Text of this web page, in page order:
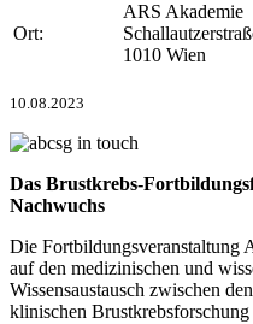
Ort:
ARS Akademie
1010 Wien
10.08.2023
Das Brustkrebs-
Nachwuchs
Die Fortbildungsveranstaltung
auf den medizinischen und
Wissensaustausch zwischen
klinischen